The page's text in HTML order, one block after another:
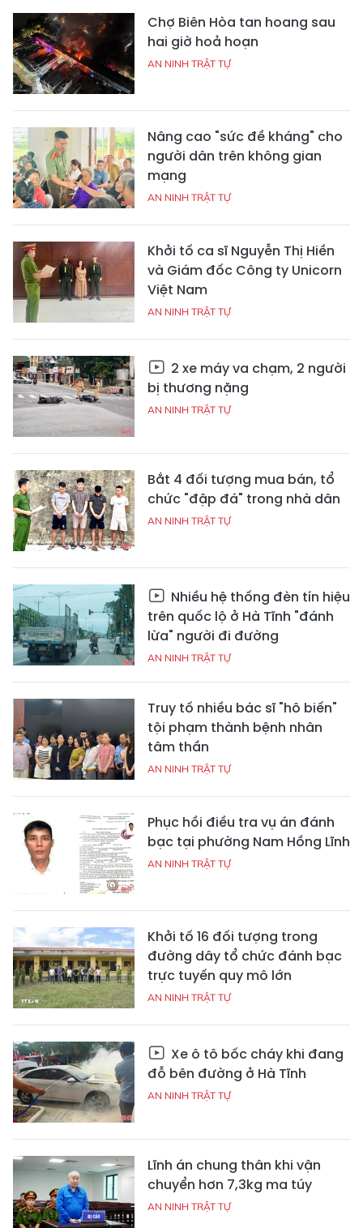
Chợ Biên Hòa tan hoang sau
hai giờ hoả hoạn
AN NINH TRẬT TỰ
Nâng cao "sức đề kháng" cho
người dân trên không gian
mạng
AN NINH TRẬT TỰ
Khởi tố ca sĩ Nguyễn Thị Hiền
và Giám đốc Công ty Unicorn
Việt Nam
AN NINH TRẬT TỰ
2 xe máy va chạm, 2 người
bị thương nặng
AN NINH TRẬT TỰ
Bắt 4 đối tượng mua bán, tổ
chức "đập đá" trong nhà dân
AN NINH TRẬT TỰ
Nhiều hệ thống đèn tín hiệu
trên quốc lộ ở Hà Tĩnh "đánh
lừa" người đi đường
AN NINH TRẬT TỰ
Truy tố nhiều bác sĩ "hô biến"
tội phạm thành bệnh nhân
tâm thần
AN NINH TRẬT TỰ
Phục hồi điều tra vụ án đánh
bạc tại phường Nam Hồng Lĩnh
AN NINH TRẬT TỰ
Khởi tố 16 đối tượng trong
đường dây tổ chức đánh bạc
trực tuyến quy mô lớn
AN NINH TRẬT TỰ
Xe ô tô bốc cháy khi đang
đỗ bên đường ở Hà Tĩnh
AN NINH TRẬT TỰ
Lĩnh án chung thân khi vận
chuyển hơn 7,3kg ma túy
AN NINH TRẬT TỰ